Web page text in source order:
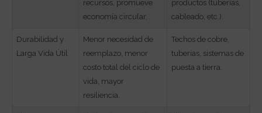
recursos, promueve
economía circular.
productos (tuberías,
cableado, etc.).
Durabilidad y
Larga Vida Útil
Menor necesidad de
reemplazo, menor
costo total del ciclo de
vida, mayor
resiliencia.
Techos de cobre,
tuberías, sistemas de
puesta a tierra.